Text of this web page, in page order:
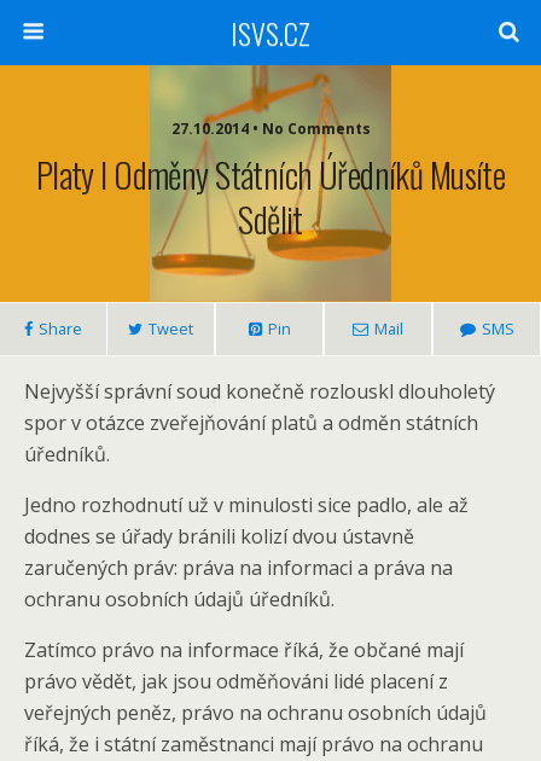
ISVS.CZ
27.10.2014 • No Comments
Platy I Odměny Státních Úředníků Musíte
Sdělit
Share Tweet Pin Mail SMS
Nejvyšší správní soud konečně rozlouskl dlouholetý
spor v otázce zveřejňování platů a odměn státních
úředníků.
Jedno rozhodnutí už v minulosti sice padlo, ale až
dodnes se úřady bránili kolizí dvou ústavně
zaručených práv: práva na informaci a práva na
ochranu osobních údajů úředníků.
Zatímco právo na informace říká, že občané mají
právo vědět, jak jsou odměňováni lidé placení z
veřejných peněz, právo na ochranu osobních údajů
říká, že i státní zaměstnanci mají právo na ochranu